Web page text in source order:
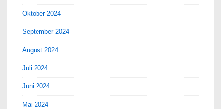
Oktober 2024
September 2024
August 2024
Juli 2024
Juni 2024
Mai 2024